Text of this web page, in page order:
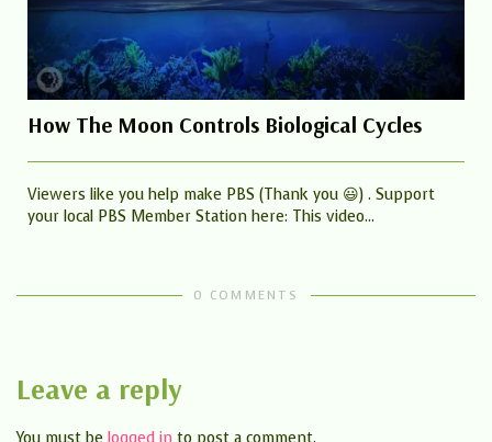
How The Moon Controls Biological Cycles
Viewers like you help make PBS (Thank you 😃) . Support
your local PBS Member Station here: This video...
0 COMMENTS
Leave a reply